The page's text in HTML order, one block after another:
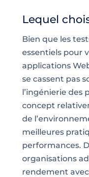
Lequel
Bien que les
essentiels pour
applications
se cassent pas
l’ingénierie des
concept
de
meilleures
performances.
organisations
rendement